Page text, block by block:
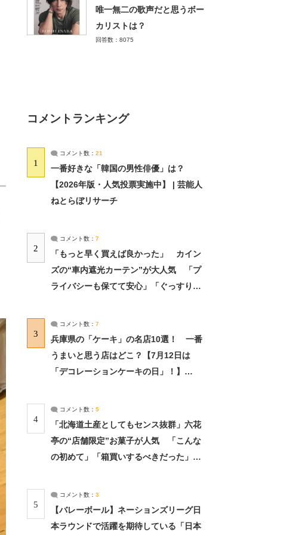
唯一無二の歌声だと思うボー
カリストは？
回答数：8075
コメントランキング
1
コメント数： 21
一番好きな「韓国の男性俳優」は？
【2026年版・人気投票実施中】 | 芸能人
ねとらぼリサーチ
2
コメント数： 7
「もっと早く買えば良かった」 カイン
ズの“車内遮光カーテン”が大人気 「プ
ライバシーも保てて安心」「ぐっすり眠
3
コメント数： 7
兵庫県の「ケーキ」の名店10選！ 一番
うまいと思う店はどこ？【7月12日は
「デコレーションケーキの日」！】
4
コメント数： 5
「北海道土産としてもセンス抜群」六花
亭の“店舗限定”お菓子が人気 「こんな
の初めて」「箱買いするべきだった」
5
コメント数： 3
【バレーボール】ネーションズリーグ日
本ラウンドで活躍を期待している「日本